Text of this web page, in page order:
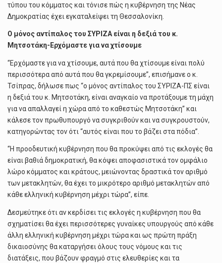
τύπου του κόμματος και τόνισε πώς η κυβέρνηση της Νέας
Δημοκρατίας έχει εγκαταλείψει τη Θεσσαλονίκη.
Ο μόνος αντίπαλος του ΣΥΡΙΖΑ είναι η δεξιά του κ.
Μητσοτάκη-Ερχόμαστε για να χτίσουμε
“Ερχόμαστε για να χτίσουμε, αυτά που θα χτίσουμε είναι πολύ
περισσότερα από αυτά που θα γκρεμίσουμε”, επισήμανε ο κ.
Τσίπρας, δήλωσε πως “ο μόνος αντίπαλος του ΣΥΡΙΖΑ-ΠΣ είναι
η δεξιά του κ. Μητσοτάκη, είναι αναγκαίο να προτάξουμε τη μάχη
για να απαλλαγεί η χώρα από το καθεστώς Μητσοτάκη” και
κάλεσε τον πρωθυπουργό να συγκριθούν και να συγκρουστούν,
κατηγορώντας τον ότι “αυτός είναι που το βάζει στα πόδια”.
“Η προοδευτική κυβέρνηση που θα προκύψει από τις εκλογές θα
είναι βαθιά δημοκρατική, θα κόψει αποφασιστικά τον ομφάλιο
λώρο κόμματος και κράτους, μειώνοντας δραστικά τον αριθμό
των μετακλητών, θα έχει το μικρότερο αριθμό μετακλητών από
κάθε ελληνική κυβέρνηση μέχρι τώρα”, είπε.
Δεσμεύτηκε ότι αν κερδίσει τις εκλογές η κυβέρνηση που θα
σχηματίσει θα έχει περισσότερες γυναίκες υπουργούς από κάθε
άλλη ελληνική κυβέρνηση μέχρι τώρα και ως πρώτη πράξη
δικαιοσύνης θα καταργήσει όλους τους νόμους και τις
διατάξεις, που βάζουν φραγμό στις ελευθερίες και τα